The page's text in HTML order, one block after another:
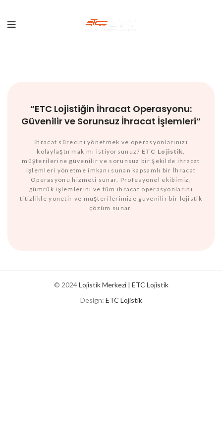
“ETC Lojistiğin İhracat Operasyonu:
Güvenilir ve Sorunsuz İhracat İşlemleri“
İhracat sürecini yönetmek ve operasyonlarınızı
kolaylaştırmak mı istiyorsunuz? ETC Lojistik
müşterilerine güvenilir ve sorunsuz bir şekilde ihracat
işlemleri yönetme imkanı sunan kapsamlı bir İhracat
Operasyonu hizmeti sunar. Profesyonel ekibimiz,
gümrük işlemlerini ve tüm ihracat operasyonlarını
titizlikle yönetir ve müşterilerimize güvenilir bir lojistik
çözüm sunar.
© 2024Lojistik Merkezi | ETC Lojistik
Design: ETC Lojistik